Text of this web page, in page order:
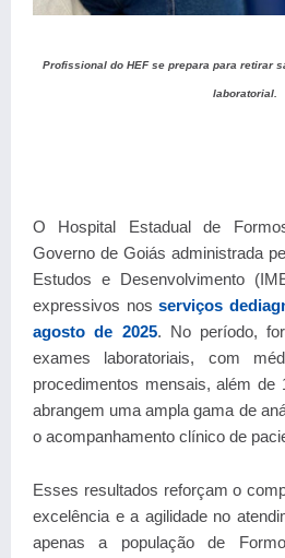
Profissional do HEF se prepara para retirar
laboratorial.
O Hospital Estadual de
Governo de Goiás administrada
Estudos e Desenvolvimento
expressivos nosserviços
agosto de 2025. No período,
exames laboratoriais, com
procedimentos mensais, além de
abrangem uma ampla gama de
o acompanhamento clínico de
Esses resultados reforçam o
excelência e a agilidade no
apenas a população de